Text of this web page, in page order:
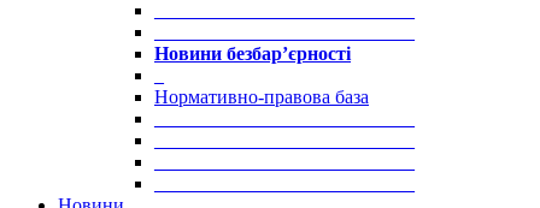
Новини безбар’єрності
Нормативно-правова база